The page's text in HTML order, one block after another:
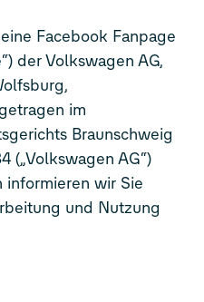
Facebook Fanpage
der Volkswagen AG,
im
Braunschweig
(„Volkswagen AG“)
informieren wir Sie
und Nutzung